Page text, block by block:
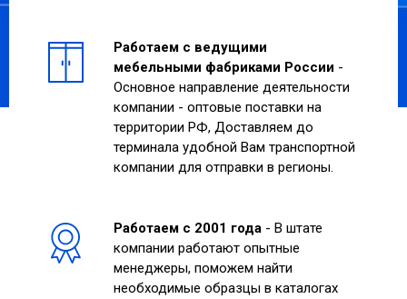
Работаем с ведущими
мебельными фабриками России -
Основное направление деятельности
компании - оптовые поставки на
территории РФ, Доставляем до
терминала удобной Вам транспортной
компании для отправки в регионы.
Работаем с 2001 года - В штате
компании работают опытные
менеджеры, поможем найти
необходимые образцы в каталогах